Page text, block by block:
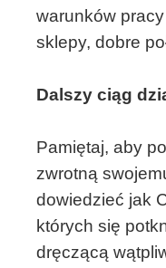
warunków
sklepy, dobre
Dalszy ciąg
Pamiętaj, aby
zwrotną
dowiedzieć jak
których się
dręczącą